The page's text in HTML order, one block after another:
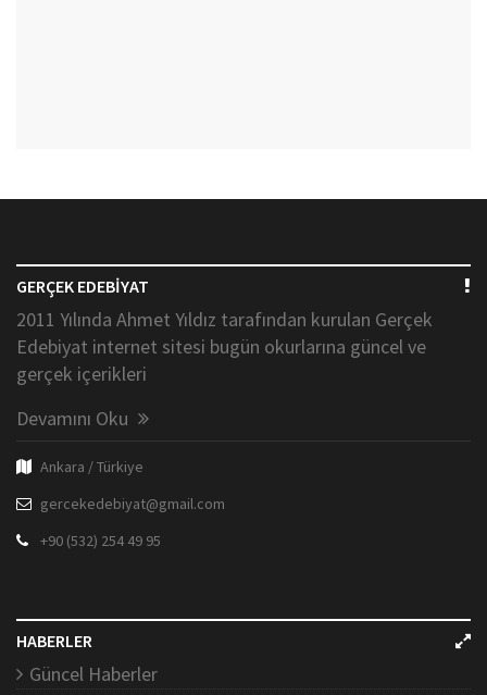
GERÇEK EDEBİYAT
2011 Yılında Ahmet Yıldız tarafından kurulan Gerçek
Edebiyat internet sitesi bugün okurlarına güncel ve
gerçek içerikleri
Devamını Oku
Ankara / Türkiye
gercekedebiyat@gmail.com
+90 (532) 254 49 95
HABERLER
Güncel Haberler